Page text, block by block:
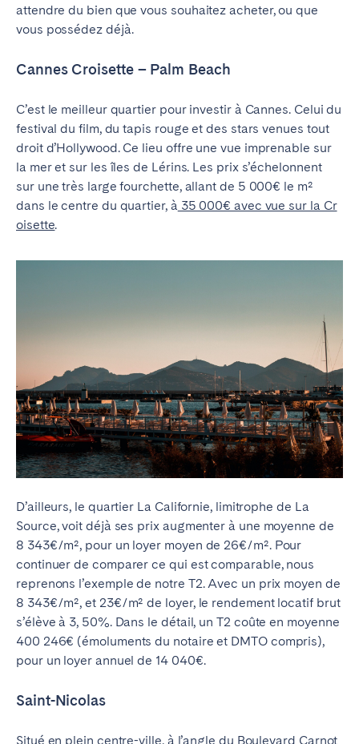
attendre du bien que vous souhaitez acheter, ou que
vous possédez déjà.
Cannes Croisette – Palm Beach
C’est le meilleur quartier pour investir à Cannes. Celui du
festival du film, du tapis rouge et des stars venues tout
droit d’Hollywood. Ce lieu offre une vue imprenable sur
la mer et sur les îles de Lérins. Les prix s’échelonnent
sur une très large fourchette, allant de 5 000€ le m²
dans le centre du quartier, à 35 000€ avec vue sur la Cr
oisette.
D’ailleurs, le quartier La Californie, limitrophe de La
Source, voit déjà ses prix augmenter à une moyenne de
8 343€/m², pour un loyer moyen de 26€/m². Pour
continuer de comparer ce qui est comparable, nous
reprenons l’exemple de notre T2. Avec un prix moyen de
8 343€/m², et 23€/m² de loyer, le rendement locatif brut
s’élève à 3, 50%. Dans le détail, un T2 coûte en moyenne
400 246€ (émoluments du notaire et DMTO compris),
pour un loyer annuel de 14 040€.
Saint-Nicolas
Situé en plein centre-ville, à l’angle du Boulevard Carnot